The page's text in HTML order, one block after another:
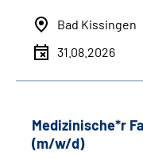
Bad Kissingen
31.08.2026
Medizinische*r
(m/w/d)